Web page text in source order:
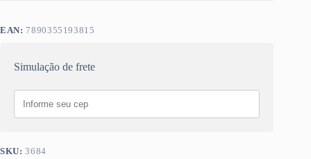
EAN: 7890355193815
Simulação de frete
SKU:3684